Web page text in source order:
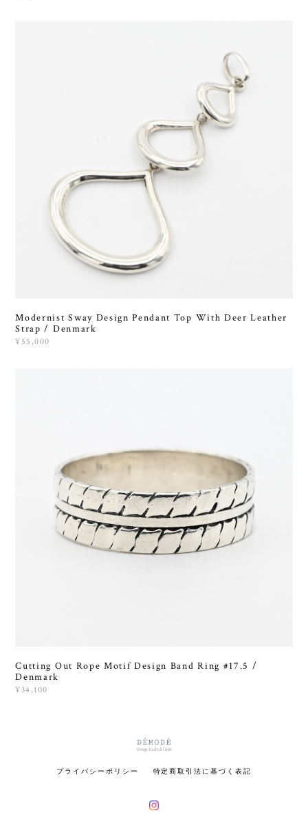
Modernist Sway Design Pendant Top With Deer Leather
Strap / Denmark
¥55,000
Cutting Out Rope Motif Design Band Ring #17.5 /
Denmark
¥34,100
プライバシーポリシー 特定商取引法に基づく表記